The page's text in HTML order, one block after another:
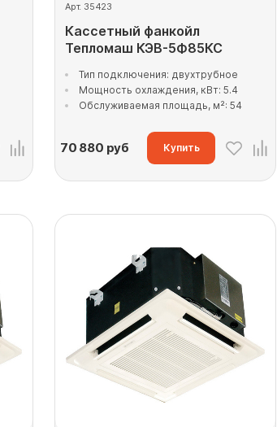
Арт. 35423
Кассетный фанкойл
Тепломаш КЭВ-5Ф85КС
Тип подключения: двухтрубное
Мощность охлаждения, кВт: 5.4
Обслуживаемая площадь, м²: 54
70 880 руб Купить